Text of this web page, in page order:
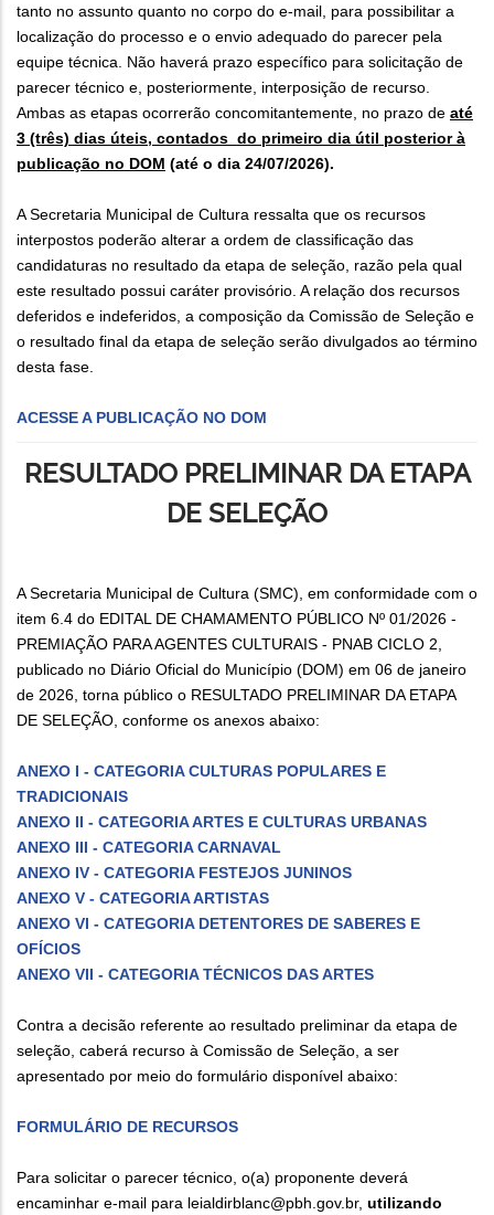
tanto no assunto quanto no corpo do e-mail, para possibilitar a
localização do processo e o envio adequado do parecer pela
equipe técnica. Não haverá prazo específico para solicitação de
parecer técnico e, posteriormente, interposição de recurso.
Ambas as etapas ocorrerão concomitantemente, no prazo de até
3 (três) dias úteis, contados do primeiro dia útil posterior à
publicação no DOM (até o dia 24/07/2026).
A Secretaria Municipal de Cultura ressalta que os recursos
interpostos poderão alterar a ordem de classificação das
candidaturas no resultado da etapa de seleção, razão pela qual
este resultado possui caráter provisório. A relação dos recursos
deferidos e indeferidos, a composição da Comissão de Seleção e
o resultado final da etapa de seleção serão divulgados ao término
desta fase.
ACESSE A PUBLICAÇÃO NO DOM
RESULTADO PRELIMINAR DA ETAPA
DE SELEÇÃO
A Secretaria Municipal de Cultura (SMC), em conformidade com o
item 6.4 do EDITAL DE CHAMAMENTO PÚBLICO Nº 01/2026 -
PREMIAÇÃO PARA AGENTES CULTURAIS - PNAB CICLO 2,
publicado no Diário Oficial do Município (DOM) em 06 de janeiro
de 2026, torna público o RESULTADO PRELIMINAR DA ETAPA
DE SELEÇÃO, conforme os anexos abaixo:
ANEXO I - CATEGORIA CULTURAS POPULARES E
TRADICIONAIS
ANEXO II - CATEGORIA ARTES E CULTURAS URBANAS
ANEXO III - CATEGORIA CARNAVAL
ANEXO IV - CATEGORIA FESTEJOS JUNINOS
ANEXO V - CATEGORIA ARTISTAS
ANEXO VI - CATEGORIA DETENTORES DE SABERES E
OFÍCIOS
ANEXO VII - CATEGORIA TÉCNICOS DAS ARTES
Contra a decisão referente ao resultado preliminar da etapa de
seleção, caberá recurso à Comissão de Seleção, a ser
apresentado por meio do formulário disponível abaixo:
FORMULÁRIO DE RECURSOS
Para solicitar o parecer técnico, o(a) proponente deverá
encaminhar e-mail para leialdirblanc@pbh.gov.br, utilizando